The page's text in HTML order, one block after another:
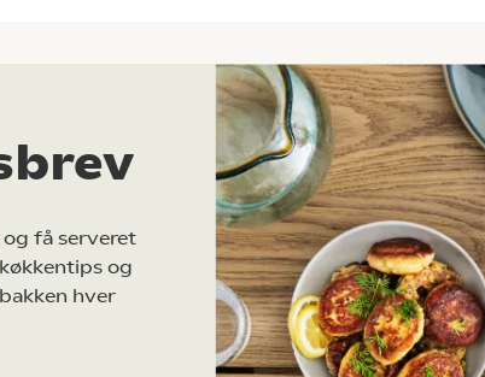
få serveret
og
hver